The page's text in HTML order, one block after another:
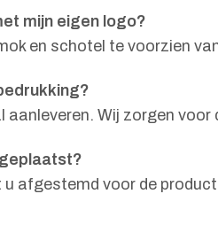
mijn eigen logo?
en schotel te voorzien
Wij zorgen
afgestemd voor de